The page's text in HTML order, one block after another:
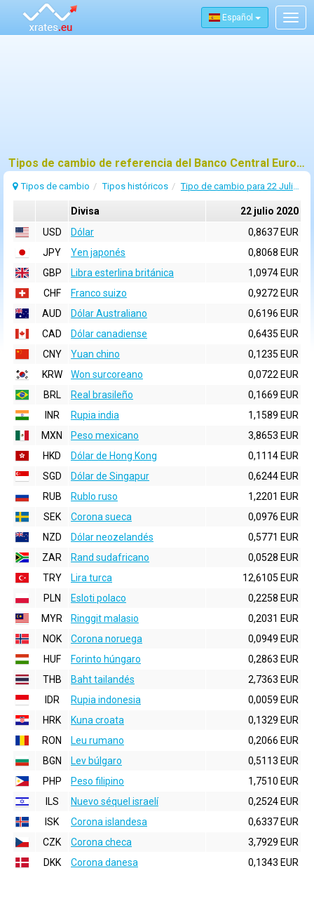
Español
Tipos de cambio de referencia del Banco Central Europeo (BCE) para 22 julio 2020
Tipos de cambio Tipos históricos Tipo de cambio para 22 Julio 2020
Divisa
22 julio 2020
USD
Dólar
0,8637 EUR
JPY
Yen japonés
0,8068 EUR
GBP
Libra esterlina británica
1,0974 EUR
CHF
Franco suizo
0,9272 EUR
AUD
Dólar Australiano
0,6196 EUR
CAD
Dólar canadiense
0,6435 EUR
CNY
Yuan chino
0,1235 EUR
KRW
Won surcoreano
0,0722 EUR
BRL
Real brasileño
0,1669 EUR
INR
Rupia india
1,1589 EUR
MXN
Peso mexicano
3,8653 EUR
HKD
Dólar de Hong Kong
0,1114 EUR
SGD
Dólar de Singapur
0,6244 EUR
RUB
Rublo ruso
1,2201 EUR
SEK
Corona sueca
0,0976 EUR
NZD
Dólar neozelandés
0,5771 EUR
ZAR
Rand sudafricano
0,0528 EUR
TRY
Lira turca
12,6105 EUR
PLN
Esloti polaco
0,2258 EUR
MYR
Ringgit malasio
0,2031 EUR
NOK
Corona noruega
0,0949 EUR
HUF
Forinto húngaro
0,2863 EUR
THB
Baht tailandés
2,7363 EUR
IDR
Rupia indonesia
0,0059 EUR
HRK
Kuna croata
0,1329 EUR
RON
Leu rumano
0,2066 EUR
BGN
Lev búlgaro
0,5113 EUR
PHP
Peso filipino
1,7510 EUR
ILS
Nuevo séquel israelí
0,2524 EUR
ISK
Corona islandesa
0,6337 EUR
CZK
Corona checa
3,7929 EUR
DKK
Corona danesa 0,1343 EUR